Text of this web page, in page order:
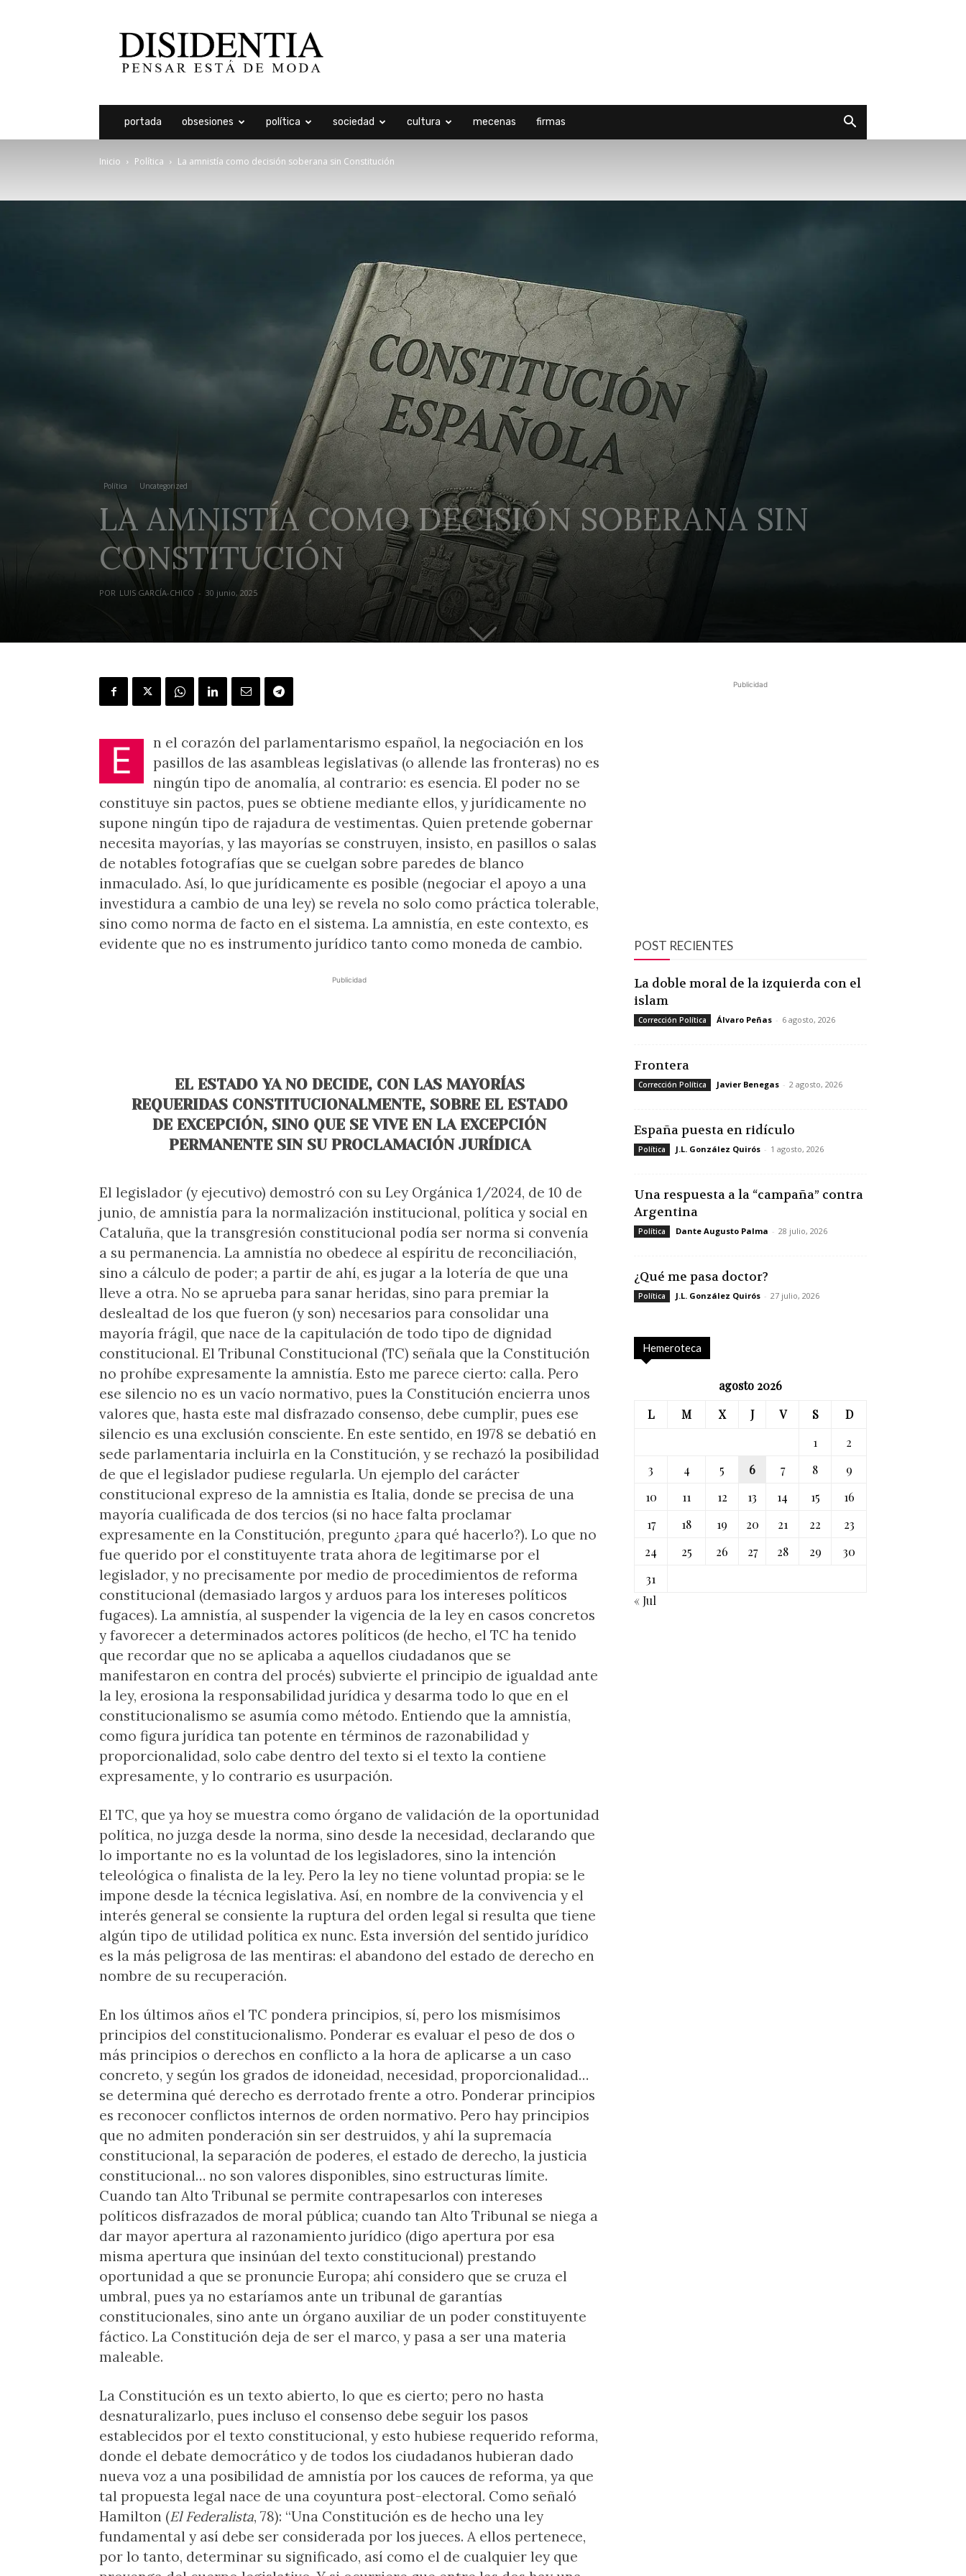
portada obsesiones política sociedad cultura mecenas firmas
Inicio Política La amnistía como decisión soberana sin Constitución
Política Uncategorized
LA AMNISTÍA COMO DECISIÓN SOBERANA SIN
CONSTITUCIÓN
POR LUIS GARCÍA-CHICO - 30 junio, 2025
E
n el corazón del parlamentarismo español, la negociación en los
pasillos de las asambleas legislativas (o allende las fronteras) no es
ningún tipo de anomalía, al contrario: es esencia. El poder no se
constituye sin pactos, pues se obtiene mediante ellos, y jurídicamente no
supone ningún tipo de rajadura de vestimentas. Quien pretende gobernar
necesita mayorías, y las mayorías se construyen, insisto, en pasillos o salas
de notables fotografías que se cuelgan sobre paredes de blanco
inmaculado. Así, lo que jurídicamente es posible (negociar el apoyo a una
investidura a cambio de una ley) se revela no solo como práctica tolerable,
sino como norma de facto en el sistema. La amnistía, en este contexto, es
evidente que no es instrumento jurídico tanto como moneda de cambio.
Publicidad
EL ESTADO YA NO DECIDE, CON LAS MAYORÍAS
REQUERIDAS CONSTITUCIONALMENTE, SOBRE EL ESTADO
DE EXCEPCIÓN, SINO QUE SE VIVE EN LA EXCEPCIÓN
PERMANENTE SIN SU PROCLAMACIÓN JURÍDICA
El legislador (y ejecutivo) demostró con su Ley Orgánica 1/2024, de 10 de
junio, de amnistía para la normalización institucional, política y social en
Cataluña, que la transgresión constitucional podía ser norma si convenía
a su permanencia. La amnistía no obedece al espíritu de reconciliación,
sino a cálculo de poder; a partir de ahí, es jugar a la lotería de que una
lleve a otra. No se aprueba para sanar heridas, sino para premiar la
deslealtad de los que fueron (y son) necesarios para consolidar una
mayoría frágil, que nace de la capitulación de todo tipo de dignidad
constitucional. El Tribunal Constitucional (TC) señala que la Constitución
no prohíbe expresamente la amnistía. Esto me parece cierto: calla. Pero
ese silencio no es un vacío normativo, pues la Constitución encierra unos
valores que, hasta este mal disfrazado consenso, debe cumplir, pues ese
silencio es una exclusión consciente. En este sentido, en 1978 se debatió en
sede parlamentaria incluirla en la Constitución, y se rechazó la posibilidad
de que el legislador pudiese regularla. Un ejemplo del carácter
constitucional expreso de la amnistia es Italia, donde se precisa de una
mayoría cualificada de dos tercios (si no hace falta proclamar
expresamente en la Constitución, pregunto ¿para qué hacerlo?). Lo que no
fue querido por el constituyente trata ahora de legitimarse por el
legislador, y no precisamente por medio de procedimientos de reforma
constitucional (demasiado largos y arduos para los intereses políticos
fugaces). La amnistía, al suspender la vigencia de la ley en casos concretos
y favorecer a determinados actores políticos (de hecho, el TC ha tenido
que recordar que no se aplicaba a aquellos ciudadanos que se
manifestaron en contra del procés) subvierte el principio de igualdad ante
la ley, erosiona la responsabilidad jurídica y desarma todo lo que en el
constitucionalismo se asumía como método. Entiendo que la amnistía,
como figura jurídica tan potente en términos de razonabilidad y
proporcionalidad, solo cabe dentro del texto si el texto la contiene
expresamente, y lo contrario es usurpación.
El TC, que ya hoy se muestra como órgano de validación de la oportunidad
política, no juzga desde la norma, sino desde la necesidad, declarando que
lo importante no es la voluntad de los legisladores, sino la intención
teleológica o finalista de la ley. Pero la ley no tiene voluntad propia: se le
impone desde la técnica legislativa. Así, en nombre de la convivencia y el
interés general se consiente la ruptura del orden legal si resulta que tiene
algún tipo de utilidad política ex nunc. Esta inversión del sentido jurídico
es la más peligrosa de las mentiras: el abandono del estado de derecho en
nombre de su recuperación.
En los últimos años el TC pondera principios, sí, pero los mismísimos
principios del constitucionalismo. Ponderar es evaluar el peso de dos o
más principios o derechos en conflicto a la hora de aplicarse a un caso
concreto, y según los grados de idoneidad, necesidad, proporcionalidad…
se determina qué derecho es derrotado frente a otro. Ponderar principios
es reconocer conflictos internos de orden normativo. Pero hay principios
que no admiten ponderación sin ser destruidos, y ahí la supremacía
constitucional, la separación de poderes, el estado de derecho, la justicia
constitucional… no son valores disponibles, sino estructuras límite.
Cuando tan Alto Tribunal se permite contrapesarlos con intereses
políticos disfrazados de moral pública; cuando tan Alto Tribunal se niega a
dar mayor apertura al razonamiento jurídico (digo apertura por esa
misma apertura que insinúan del texto constitucional) prestando
oportunidad a que se pronuncie Europa; ahí considero que se cruza el
umbral, pues ya no estaríamos ante un tribunal de garantías
constitucionales, sino ante un órgano auxiliar de un poder constituyente
fáctico. La Constitución deja de ser el marco, y pasa a ser una materia
maleable.
La Constitución es un texto abierto, lo que es cierto; pero no hasta
desnaturalizarlo, pues incluso el consenso debe seguir los pasos
establecidos por el texto constitucional, y esto hubiese requerido reforma,
donde el debate democrático y de todos los ciudadanos hubieran dado
nueva voz a una posibilidad de amnistía por los cauces de reforma, ya que
tal propuesta legal nace de una coyuntura post-electoral. Como señaló
Hamilton (El Federalista, 78): “Una Constitución es de hecho una ley
fundamental y así debe ser considerada por los jueces. A ellos pertenece,
por lo tanto, determinar su significado, así como el de cualquier ley que
Publicidad
POST RECIENTES
La doble moral de la izquierda con el
islam
Corrección Política Álvaro Peñas - 6 agosto, 2026
Frontera
Corrección Política Javier Benegas - 2 agosto, 2026
España puesta en ridículo
Política J.L. González Quirós - 1 agosto, 2026
Una respuesta a la “campaña” contra
Argentina
Política Dante Augusto Palma - 28 julio, 2026
¿Qué me pasa doctor?
Política J.L. González Quirós - 27 julio, 2026
Hemeroteca
agosto 2026
L
M X J V S
D
1
2
3
4 5 6 7 8
9
10
11 12 13 14 15
16
17
18 19 20 21 22
23
24
25 26 27 28 29
30
31
« Jul